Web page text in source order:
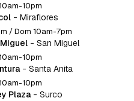
10pm
- Miraflores
/ Dom 10am-7pm
Miguel - San Miguel
10pm
- Santa Anita
10pm
Plaza - Surco